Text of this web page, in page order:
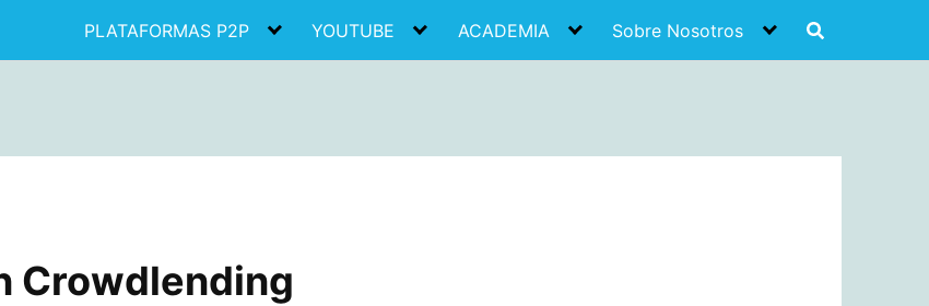
PLATAFORMAS P2P YOUTUBE ACADEMIA Sobre Nosotros
Crowdlending